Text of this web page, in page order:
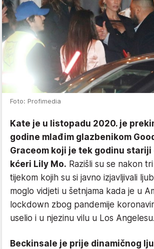
Foto: Profimedia
Kate je u listopadu 2020. je
godine mlađim glazbenikom
Graceom koji je tek godinu stariji
kćeri Lily Mo. Razišli su se nakon
tijekom kojih su si javno izjavljivali
moglo vidjeti u šetnjama kada je u
lockdown zbog pandemije
uselio i u njezinu vilu u Los Angelesu.
Beckinsale je prije dinamičnog